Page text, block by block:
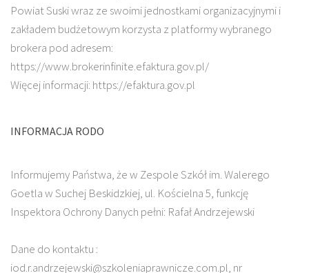
Powiat Suski wraz ze swoimi jednostkami organizacyjnymi i
zakładem budżetowym korzysta z platformy wybranego
brokera pod adresem:
https://www.brokerinfinite.efaktura.gov.pl/
Więcej informacji: https://efaktura.gov.pl
INFORMACJA RODO
Informujemy Państwa, że w Zespole Szkół im. Walerego
Goetla w Suchej Beskidzkiej, ul. Kościelna 5, funkcję
Inspektora Ochrony Danych pełni: Rafał Andrzejewski
Dane do kontaktu :
iod.r.andrzejewski@szkoleniaprawnicze.com.pl, nr